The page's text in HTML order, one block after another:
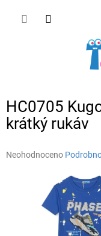
HC0705
krátký rukáv
Průměrné
Neohodnoceno